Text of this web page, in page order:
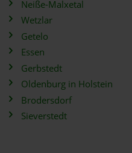
Neiße-Malxetal
Wetzlar
Getelo
Essen
Gerbstedt
Oldenburg in Holstein
Brodersdorf
Sieverstedt